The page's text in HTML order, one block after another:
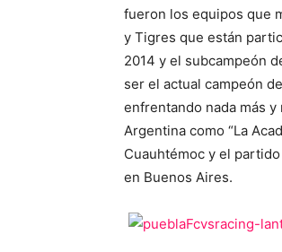
fueron los equipos que
y Tigres que están
2014 y el subcampeón
ser el actual campeón
enfrentando nada más
Argentina como “La
Cuauhtémoc y el
en Buenos Aires.